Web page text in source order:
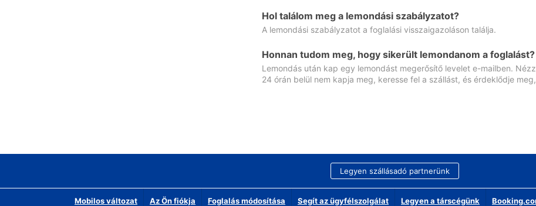
Hol találom meg a lemondási szabályzatot?
A lemondási szabályzatot a foglalási visszaigazoláson találja.
Honnan tudom meg, hogy sikerült lemondanom a foglalást?
Lemondás után kap egy lemondást megerősítő levelet e-mailben.
24 órán belül nem kapja meg, keresse fel a szállást, és érdeklődje
Legyen szállásadó partnerünk
Mobilos változat Az Ön fiókja Foglalás módosítása Segít az ügyfélszolgálat Legyen a társcégünk